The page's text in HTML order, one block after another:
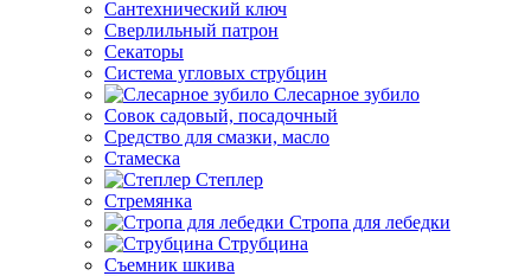
Сантехнический ключ
Сверлильный патрон
Секаторы
Система угловых струбцин
Слесарное зубило
Совок садовый, посадочный
Средство для смазки, масло
Стамеска
Степлер
Стремянка
Стропа для лебедки
Струбцина
Съемник шкива